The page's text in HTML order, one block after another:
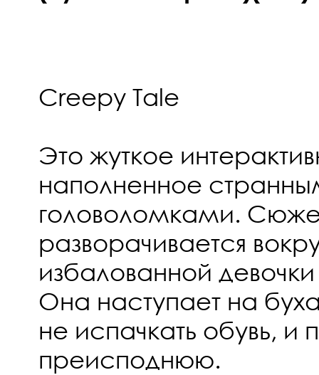
Creepy Tale
Это жуткое
наполненное
головоломками.
разворачивается
избалованной
Она наступает на
не испачкать обувь, и
преисподнюю.